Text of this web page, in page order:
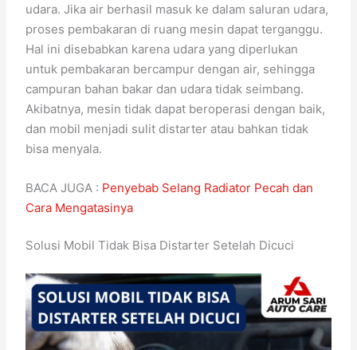
udara. Jika air berhasil masuk ke dalam saluran udara,
proses pembakaran di ruang mesin dapat terganggu.
Hal ini disebabkan karena udara yang diperlukan
untuk pembakaran bercampur dengan air, sehingga
campuran bahan bakar dan udara tidak seimbang.
Akibatnya, mesin tidak dapat beroperasi dengan baik,
dan mobil menjadi sulit distarter atau bahkan tidak
bisa menyala.
BACA JUGA : Penyebab Selang Radiator Pecah dan
Cara Mengatasinya
Solusi Mobil Tidak Bisa Distarter Setelah Dicuci